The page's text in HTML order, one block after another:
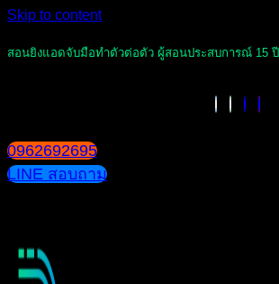
Skip to content
สอนยิงแอดจับมือทำตัวต่อตัว ผู้สอนประสบการณ์ 15 ปี
0962692695
LINE สอบถาม